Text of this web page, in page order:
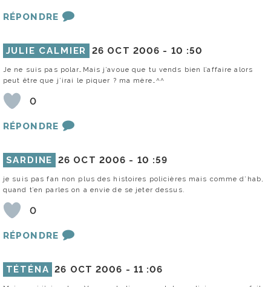
RÉPONDRE
JULIE CALMIER 26 OCT 2006 - 10 :50
Je ne suis pas polar…Mais j’avoue que tu vends bien l’affaire alors
peut être que j’irai le piquer ? ma mère…^^
0
RÉPONDRE
SARDINE 26 OCT 2006 - 10 :59
je suis pas fan non plus des histoires policières mais comme d’hab,
quand t’en parles on a envie de se jeter dessus.
0
RÉPONDRE
TÉTÉNA 26 OCT 2006 - 11 :06